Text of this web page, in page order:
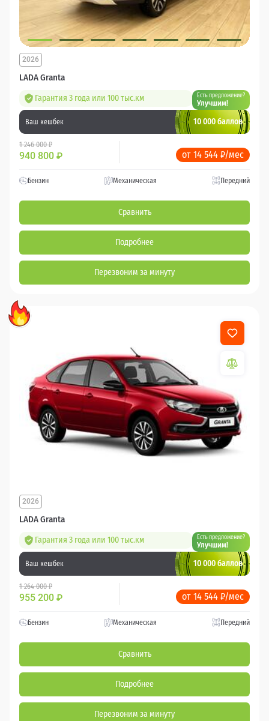
LADA Granta
2026
Гарантия 3 года или 100 тыс.км Есть предложение?
Улучшим!
Ваш кешбек 10 000 баллов
1 246 000 ₽
940 800 ₽ от 14 544 ₽/мес
Бензин Механическая Передний
Сравнить
Подробнее
Перезвоним за минуту
LADA Granta
2026
Гарантия 3 года или 100 тыс.км Есть предложение?
Улучшим!
Ваш кешбек 10 000 баллов
1 264 000 ₽
955 200 ₽ от 14 544 ₽/мес
Бензин Механическая Передний
Сравнить
Подробнее
Перезвоним за минуту